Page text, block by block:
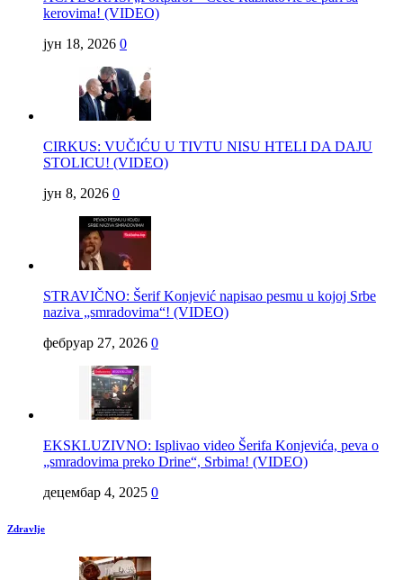
kerovima! (VIDEO)
јун 18, 2026 0
CIRKUS: VUČIĆU U TIVTU NISU HTELI DA DAJU
STOLICU! (VIDEO)
јун 8, 2026 0
STRAVIČNO: Šerif Konjević napisao pesmu u kojoj Srbe
naziva „smradovima“! (VIDEO)
фебруар 27, 2026 0
EKSKLUZIVNO: Isplivao video Šerifa Konjevića, peva o
„smradovima preko Drine“, Srbima! (VIDEO)
децембар 4, 2025 0
Zdravlje